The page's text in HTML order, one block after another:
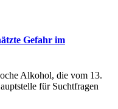
Gefahr im
Alkohol, die vom 13.
für Suchtfragen